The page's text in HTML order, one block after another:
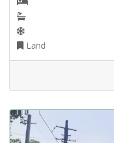
Land